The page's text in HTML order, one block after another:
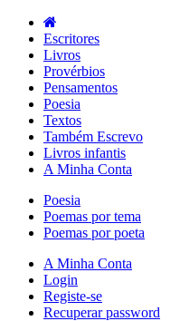
Escritores
Livros
Provérbios
Pensamentos
Poesia
Textos
Também Escrevo
Livros infantis
A Minha Conta
Poesia
Poemas por tema
Poemas por poeta
A Minha Conta
Login
Registe-se
Recuperar password